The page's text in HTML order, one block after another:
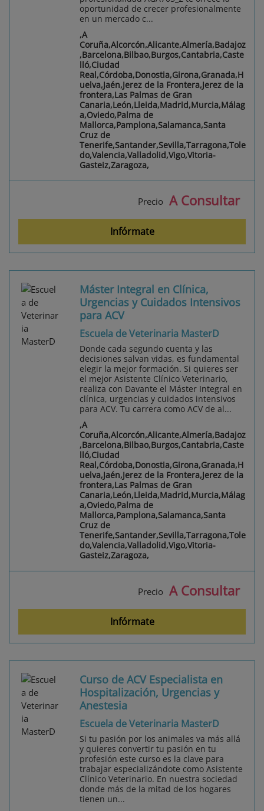
oportunidad de crecer profesionalmente
en un mercado c...
,A
Coruña,Alcorcón,Alicante,Almería,Badajoz
,Barcelona,Bilbao,Burgos,Cantabria,Caste
lló,Ciudad
Real,Córdoba,Donostia,Girona,Granada,H
uelva,Jaén,Jerez de la Frontera,Jerez de la
frontera,Las Palmas de Gran
Canaria,León,Lleida,Madrid,Murcia,Málag
a,Oviedo,Palma de
Mallorca,Pamplona,Salamanca,Santa
Cruz de
Tenerife,Santander,Sevilla,Tarragona,Tole
do,Valencia,Valladolid,Vigo,Vitoria-
Gasteiz,Zaragoza,
Precio A Consultar
Infórmate
Máster Integral en Clínica,
Urgencias y Cuidados Intensivos
para ACV
Escuela de Veterinaria MasterD
Donde cada segundo cuenta y las
decisiones salvan vidas, es fundamental
elegir la mejor formación. Si quieres ser
el mejor Asistente Clínico Veterinario,
realiza con Davante el Máster Integral en
clínica, urgencias y cuidados intensivos
para ACV. Tu carrera como ACV de al...
,A
Coruña,Alcorcón,Alicante,Almería,Badajoz
,Barcelona,Bilbao,Burgos,Cantabria,Caste
lló,Ciudad
Real,Córdoba,Donostia,Girona,Granada,H
uelva,Jaén,Jerez de la Frontera,Jerez de la
frontera,Las Palmas de Gran
Canaria,León,Lleida,Madrid,Murcia,Málag
a,Oviedo,Palma de
Mallorca,Pamplona,Salamanca,Santa
Cruz de
Tenerife,Santander,Sevilla,Tarragona,Tole
do,Valencia,Valladolid,Vigo,Vitoria-
Gasteiz,Zaragoza,
Precio A Consultar
Infórmate
Curso de ACV Especialista en
Hospitalización, Urgencias y
Anestesia
Escuela de Veterinaria MasterD
Si tu pasión por los animales va más allá
y quieres convertir tu pasión en tu
profesión este curso es la clave para
trabajar especializándote como Asistente
Clínico Veterinario. En nuestra sociedad
donde más de la mitad de los hogares
tienen un...